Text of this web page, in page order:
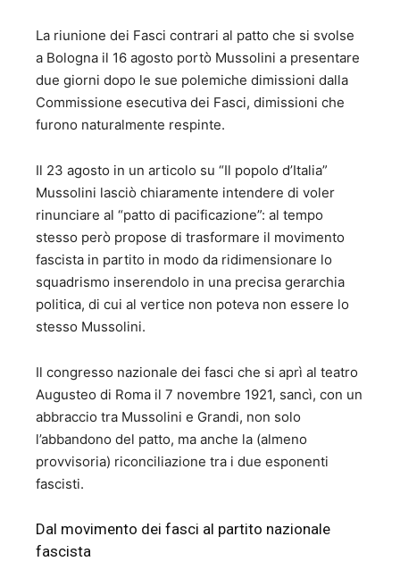
La riunione dei Fasci contrari al patto che si svolse
a Bologna il 16 agosto portò Mussolini a presentare
due giorni dopo le sue polemiche dimissioni dalla
Commissione esecutiva dei Fasci, dimissioni che
furono naturalmente respinte.
Il 23 agosto in un articolo su “Il popolo d’Italia”
Mussolini lasciò chiaramente intendere di voler
rinunciare al “patto di pacificazione”: al tempo
stesso però propose di trasformare il movimento
fascista in partito in modo da ridimensionare lo
squadrismo inserendolo in una precisa gerarchia
politica, di cui al vertice non poteva non essere lo
stesso Mussolini.
Il congresso nazionale dei fasci che si aprì al teatro
Augusteo di Roma il 7 novembre 1921, sancì, con un
abbraccio tra Mussolini e Grandi, non solo
l’abbandono del patto, ma anche la (almeno
provvisoria) riconciliazione tra i due esponenti
fascisti.
Dal movimento dei fasci al partito nazionale
fascista